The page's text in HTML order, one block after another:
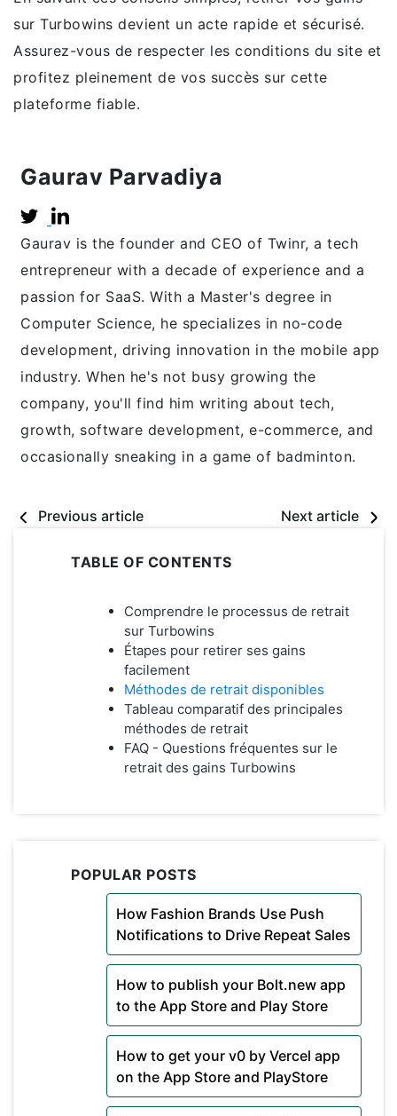
sur Turbowins devient un acte rapide et sécurisé.
Assurez-vous de respecter les conditions du site et
profitez pleinement de vos succès sur cette
plateforme fiable.
Gaurav Parvadiya
Gaurav is the founder and CEO of Twinr, a tech
entrepreneur with a decade of experience and a
passion for SaaS. With a Master's degree in
Computer Science, he specializes in no-code
development, driving innovation in the mobile app
industry. When he's not busy growing the
company, you'll find him writing about tech,
growth, software development, e-commerce, and
occasionally sneaking in a game of badminton.
Previous article Next article
TABLE OF CONTENTS
Comprendre le processus de retrait
sur Turbowins
Étapes pour retirer ses gains
facilement
Méthodes de retrait disponibles
Tableau comparatif des principales
méthodes de retrait
FAQ - Questions fréquentes sur le
retrait des gains Turbowins
POPULAR POSTS
How Fashion Brands Use Push
Notifications to Drive Repeat Sales
How to publish your Bolt.new app
to the App Store and Play Store
How to get your v0 by Vercel app
on the App Store and PlayStore